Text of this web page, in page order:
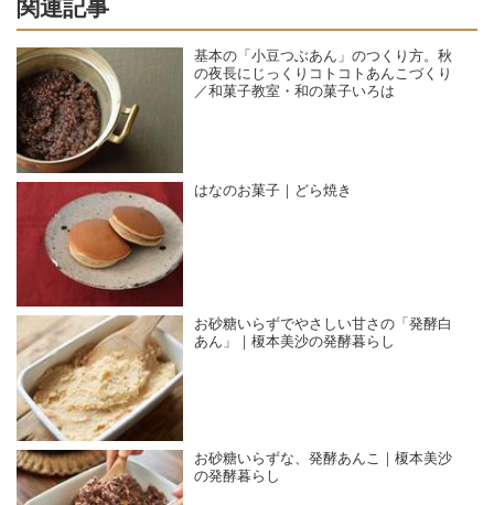
関連記事
基本の「小豆つぶあん」のつくり方。秋
の夜長にじっくりコトコトあんこづくり
／和菓子教室・和の菓子いろは
はなのお菓子｜どら焼き
お砂糖いらずでやさしい甘さの「発酵白
あん」｜榎本美沙の発酵暮らし
お砂糖いらずな、発酵あんこ｜榎本美沙
の発酵暮らし